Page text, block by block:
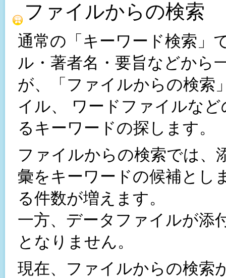
ファイルからの検索
通常の「キーワード検索」
ル・著者名・要旨などから
が、「ファイルからの検索
イル、 ワードファイルな
るキーワードの探します。
ファイルからの検索では、
彙をキーワードの候補とし
る件数が増えます。
一方、データファイルが添
となりません。
現在、ファイルからの検索